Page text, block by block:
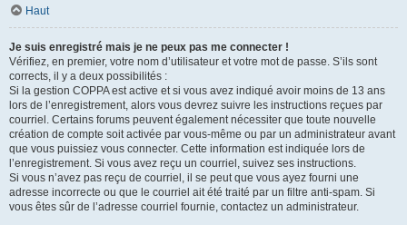
Haut
Je suis enregistré mais je ne peux pas me connecter !
Vérifiez, en premier, votre nom d’utilisateur et votre mot de passe. S’ils sont
corrects, il y a deux possibilités :
Si la gestion COPPA est active et si vous avez indiqué avoir moins de 13 ans
lors de l’enregistrement, alors vous devrez suivre les instructions reçues par
courriel. Certains forums peuvent également nécessiter que toute nouvelle
création de compte soit activée par vous-même ou par un administrateur avant
que vous puissiez vous connecter. Cette information est indiquée lors de
l’enregistrement. Si vous avez reçu un courriel, suivez ses instructions.
Si vous n’avez pas reçu de courriel, il se peut que vous ayez fourni une
adresse incorrecte ou que le courriel ait été traité par un filtre anti-spam. Si
vous êtes sûr de l’adresse courriel fournie, contactez un administrateur.